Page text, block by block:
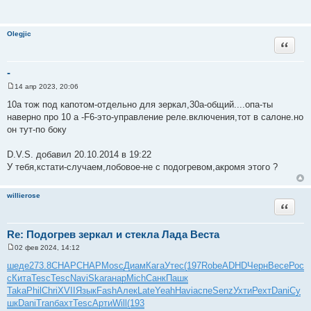
Olegjic
-
Цитата
о
о
б
е
и
е
14 апр 2023, 20:06
10а тож под капотом-отдельно для зеркал,30а-общий....опа-ты
наверно про 10 а -F6-это-управление реле.включения,тот в салоне.но
он тут-по боку
D.V.S. добавил 20.10.2014 в 19:22
У тебя,кстати-случаем,лобовое-не с подогревом,акромя этого ?
willierose
Re: Подогрев зеркал и стекла Лада Веста
Цитата
о
б
щ
е
н
02 фев 2024, 14:12
шеде273.8CHAPCHAP MoscДиам КагаУтес(197RobeADHDЧернВесеРос
с КитаTescTesc NaviSkarанарMichСанкПашк
TakaPhil ChriXVII ЯзыкFashАлекLateYeahHaviаспеSenzУхтиРехтDaniСу
шкDaniTranбахтTescАртиWill (193